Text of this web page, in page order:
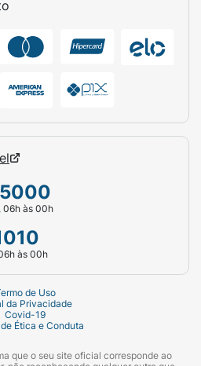
06h às 00h
às 00h
de Uso
da Privacidade
Covid-19
Ética e Conduta
que o seu site oficial corresponde ao